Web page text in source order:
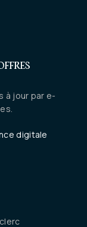
à jour par e-
digitale